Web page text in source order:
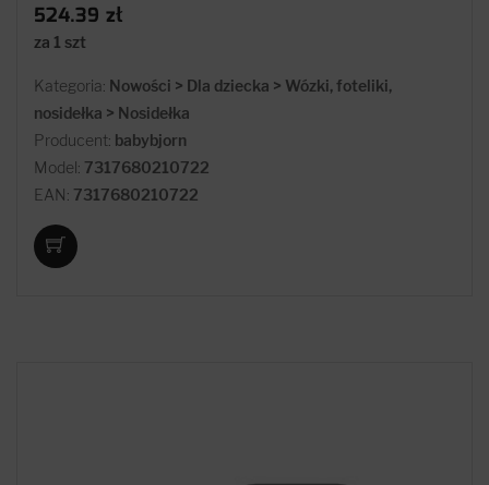
524.39 zł
za 1 szt
Kategoria: Nowości > Dla dziecka > Wózki, foteliki,
nosidełka > Nosidełka
Producent: babybjorn
Model: 7317680210722
EAN: 7317680210722